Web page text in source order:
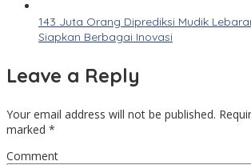
143 Juta Orang Diprediksi Mudik
Siapkan Berbagai Inovasi
Leave a Reply
Your email address will not be published.
marked *
Comment